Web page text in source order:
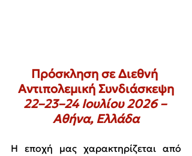
Πρόσκληση σε Διεθνή
Αντιπολεμική Συνδιάσκεψη
22–23–24 Ιουλίου 2026 –
Αθήνα, Ελλάδα
Η εποχή μας χαρακτηρίζεται από